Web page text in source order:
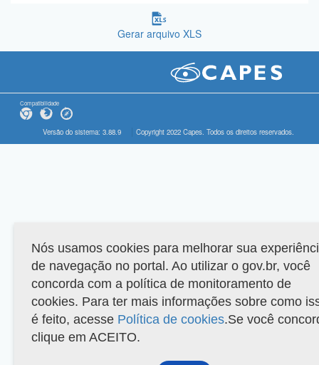
Gerar arquivo XLS
Compatibilidade
Versão do sistema: 3.88.9 Copyright 2022 Capes. Todos os direitos reservados.
Nós usamos cookies para melhorar sua
de navegação no portal. Ao utilizar o gov.br, você
concorda com a política de monitoramento de
cookies. Para ter mais informações sobre como
é feito, acesse Política de cookies.Se você
clique em ACEITO.